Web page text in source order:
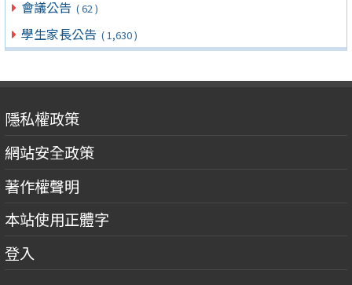
會議公告 ( 62 )
學生家長公告 ( 1,630 )
隱私權政策
網站安全政策
著作權聲明
本站使用正體字
登入